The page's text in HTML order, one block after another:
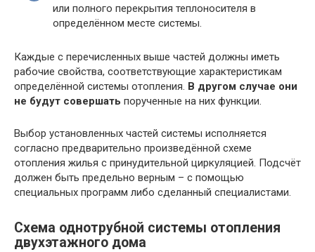
или полного перекрытия теплоносителя в
определённом месте системы.
Каждые с перечисленных выше частей должны иметь
рабочие свойства, соответствующие характеристикам
определённой системы отопления. В другом случае они
не будут совершать порученные на них функции.
Выбор установленных частей системы исполняется
согласно предварительно произведённой схеме
отопления жилья с принудительной циркуляцией. Подсчёт
должен быть предельно верным – с помощью
специальных программ либо сделанный специалистами.
Схема однотрубной системы отопления
двухэтажного дома